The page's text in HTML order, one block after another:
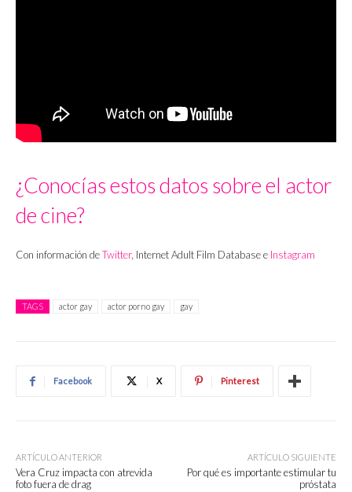
¿Conocías estos datos sobre el actor
de cine?
Con información deTwitter, Internet Adult Film Database e Instagram
TAGS actor gay actor porno gay gay
Facebook X Pinterest
ARTÍCULO ANTERIOR
Vera Cruz impacta con atrevida
foto fuera de drag
ARTÍCULO SIGUIENTE
Por qué es importante estimular tu
próstata